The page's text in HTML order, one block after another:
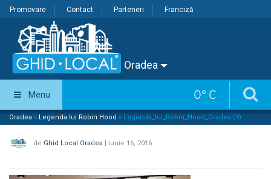
Promovare Contact Parteneri Franciză
Oradea
0° C
Menu
Oradea » Legenda lui Robin Hood » Legenda_lui_Robin_Hood_Oradea (9)
de Ghid Local Oradea | iunie 16, 2016